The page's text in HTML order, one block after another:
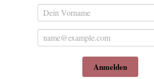
Anmelden